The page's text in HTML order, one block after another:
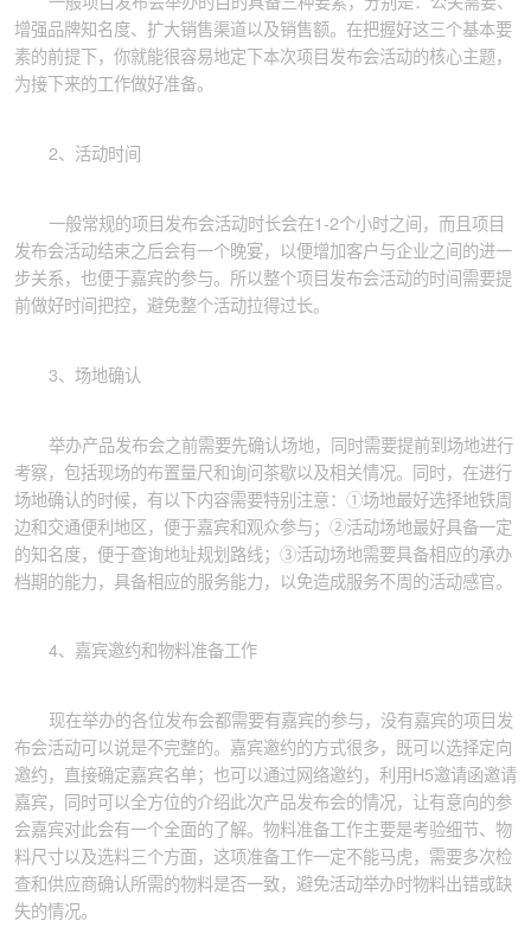
增强品牌知名度、扩大销售渠道以及销售额。在把握好这三个基本要
素的前提下，你就能很容易地定下本次项目发布会活动的核心主题，
为接下来的工作做好准备。
2、活动时间
一般常规的项目发布会活动时长会在1-2个小时之间，而且项目
发布会活动结束之后会有一个晚宴，以便增加客户与企业之间的进一
步关系，也便于嘉宾的参与。所以整个项目发布会活动的时间需要提
前做好时间把控，避免整个活动拉得过长。
3、场地确认
举办产品发布会之前需要先确认场地，同时需要提前到场地进行
考察，包括现场的布置量尺和询问茶歇以及相关情况。同时，在进行
场地确认的时候，有以下内容需要特别注意：①场地最好选择地铁周
边和交通便利地区，便于嘉宾和观众参与；②活动场地最好具备一定
的知名度，便于查询地址规划路线；③活动场地需要具备相应的承办
档期的能力，具备相应的服务能力，以免造成服务不周的活动感官。
4、嘉宾邀约和物料准备工作
现在举办的各位发布会都需要有嘉宾的参与，没有嘉宾的项目发
布会活动可以说是不完整的。嘉宾邀约的方式很多，既可以选择定向
邀约，直接确定嘉宾名单；也可以通过网络邀约，利用H5邀请函邀请
嘉宾，同时可以全方位的介绍此次产品发布会的情况，让有意向的参
会嘉宾对此会有一个全面的了解。物料准备工作主要是考验细节、物
料尺寸以及选料三个方面，这项准备工作一定不能马虎，需要多次检
查和供应商确认所需的物料是否一致，避免活动举办时物料出错或缺
失的情况。